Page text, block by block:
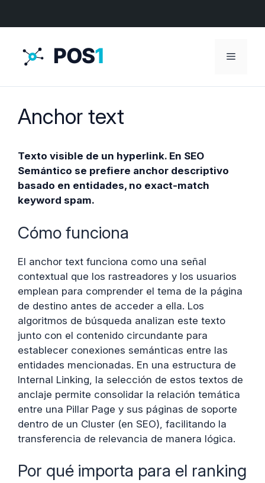
Menú
Anchor text
Texto visible de un hyperlink. En SEO
Semántico se prefiere anchor descriptivo
basado en entidades, no exact-match
keyword spam.
Cómo funciona
El anchor text funciona como una señal
contextual que los rastreadores y los usuarios
emplean para comprender el tema de la página
de destino antes de acceder a ella. Los
algoritmos de búsqueda analizan este texto
junto con el contenido circundante para
establecer conexiones semánticas entre las
entidades mencionadas. En una estructura de
Internal Linking, la selección de estos textos de
anclaje permite consolidar la relación temática
entre una Pillar Page y sus páginas de soporte
dentro de un Cluster (en SEO), facilitando la
transferencia de relevancia de manera lógica.
Por qué importa para el ranking